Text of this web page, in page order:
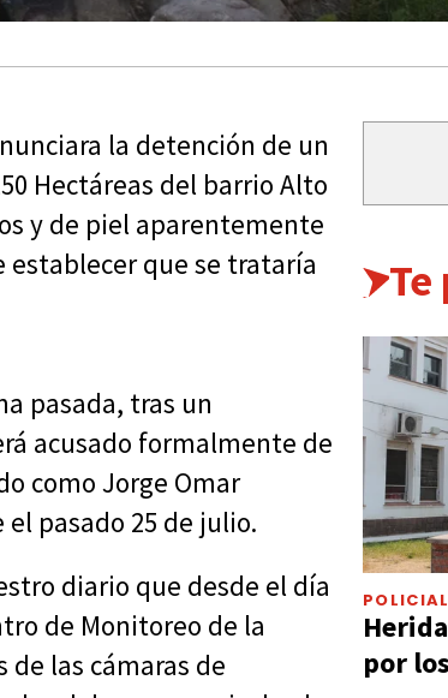
la detención de un
Hectáreas del barrio Alto
y de piel aparentemente
que se trataría
pasada, tras un
acusado formalmente de
como Jorge Omar
pasado 25 de julio.
diario que desde el día
de Monitoreo de la
las cámaras de
por